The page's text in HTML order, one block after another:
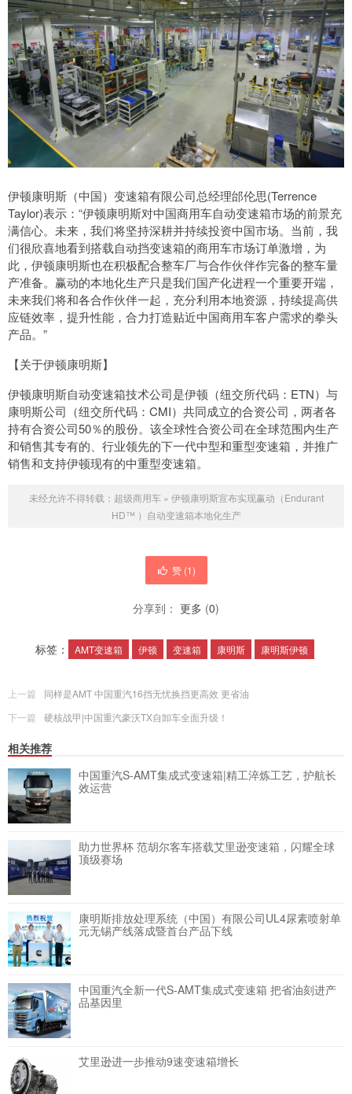
伊顿康明斯（中国）变速箱有限公司总经理邰伦思(Terrence
Taylor)表示：“伊顿康明斯对中国商用车自动变速箱市场的前景充
满信心。未来，我们将坚持深耕并持续投资中国市场。当前，我
们很欣喜地看到搭载自动挡变速箱的商用车市场订单激增，为
此，伊顿康明斯也在积极配合整车厂与合作伙伴作完备的整车量
产准备。赢动的本地化生产只是我们国产化进程一个重要开端，
未来我们将和各合作伙伴一起，充分利用本地资源，持续提高供
应链效率，提升性能，合力打造贴近中国商用车客户需求的拳头
产品。”
【关于伊顿康明斯】
伊顿康明斯自动变速箱技术公司是伊顿（纽交所代码：ETN）与
康明斯公司（纽交所代码：CMI）共同成立的合资公司，两者各
持有合资公司50％的股份。该全球性合资公司在全球范围内生产
和销售其专有的、行业领先的下一代中型和重型变速箱，并推广
销售和支持伊顿现有的中重型变速箱。
未经允许不得转载： 超级商用车» 伊顿康明斯宣布实现赢动（Endurant
HD™ ）自动变速箱本地化生产
赞 (1)
分享到： 更多 (0)
标签： AMT变速箱 伊顿 变速箱 康明斯 康明斯伊顿
上一篇
同样是AMT 中国重汽16挡无忧换挡更高效 更省油
下一篇
硬核战甲|中国重汽豪沃TX自卸车全面升级！
相关推荐
中国重汽S-AMT集成式变速箱|精工淬炼工艺，护航长
效运营
助力世界杯 范胡尔客车搭载艾里逊变速箱，闪耀全球
顶级赛场
康明斯排放处理系统（中国）有限公司UL4尿素喷射单
元无锡产线落成暨首台产品下线
中国重汽全新一代S-AMT集成式变速箱 把省油刻进产
品基因里
艾里逊进一步推动9速变速箱增长